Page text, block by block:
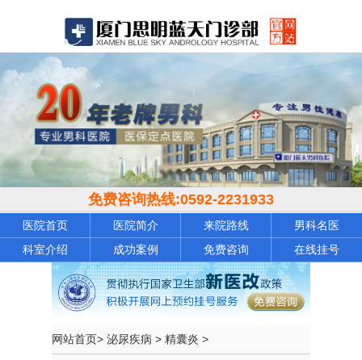
免费咨询热线:0592-2231933
医院首页 医院简介 来院路线
男科名医
科室介绍
成功案例 免费咨询 在线挂号
网站首页> 泌尿疾病 > 精囊炎 >